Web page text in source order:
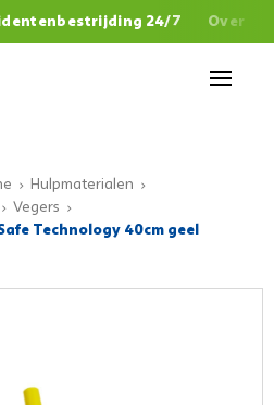
24/7 Over
Hulpmaterialen
Vegers
Technology 40cm geel